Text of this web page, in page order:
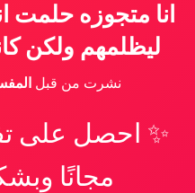
انا متجوزه حلمت
ليظلمهم ولكن
نشرت من قبل
✨ احصل على
مجانًا